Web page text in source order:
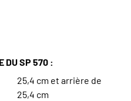
DU SP 570 :
25,4 cm et arrière de
25,4 cm